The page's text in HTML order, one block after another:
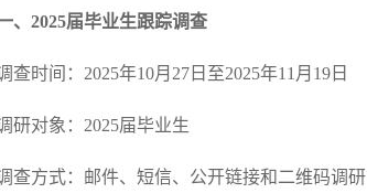
、2025届毕业生跟踪调查
查时间：2025年10月27日至2025年11月19日
研对象：2025届毕业生
查方式：邮件、短信、公开链接和二维码调研